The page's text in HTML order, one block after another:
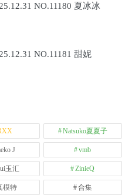
NO.11180 夏冰冰
NO.11181 甜妮
Natsuko夏夏子
J vmb
玉汇 ZinieQ
模特 合集